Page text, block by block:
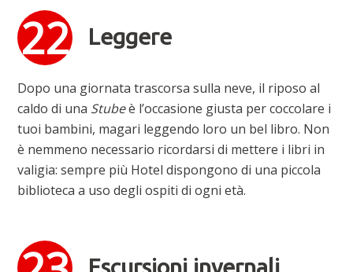
Leggere
Dopo una giornata trascorsa sulla neve, il riposo al
caldo di una Stubeè l’occasione giusta per coccolare i
tuoi bambini, magari leggendo loro un bel libro. Non
è nemmeno necessario ricordarsi di mettere i libri in
valigia: sempre più Hotel dispongono di una piccola
biblioteca a uso degli ospiti di ogni età.
Escursioni invernali